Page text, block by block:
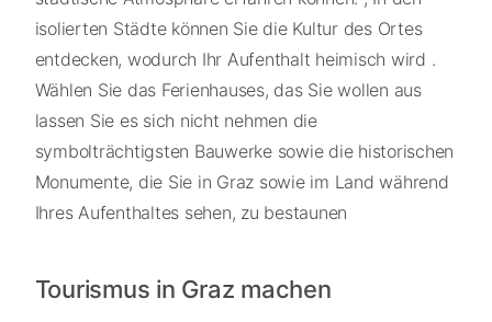
isolierten Städte können Sie die Kultur des Ortes
entdecken, wodurch Ihr Aufenthalt heimisch wird .
Wählen Sie das Ferienhauses, das Sie wollen aus
lassen Sie es sich nicht nehmen die
symbolträchtigsten Bauwerke sowie die historischen
Monumente, die Sie in Graz sowie im Land während
Ihres Aufenthaltes sehen, zu bestaunen
Tourismus in Graz machen